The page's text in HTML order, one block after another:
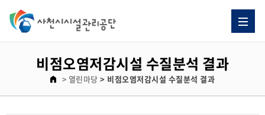
비점오염저감시설 수질분석 결과
> 열린마당 > 비점오염저감시설 수질분석 결과